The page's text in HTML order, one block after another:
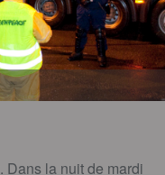
. Dans la nuit de mardi